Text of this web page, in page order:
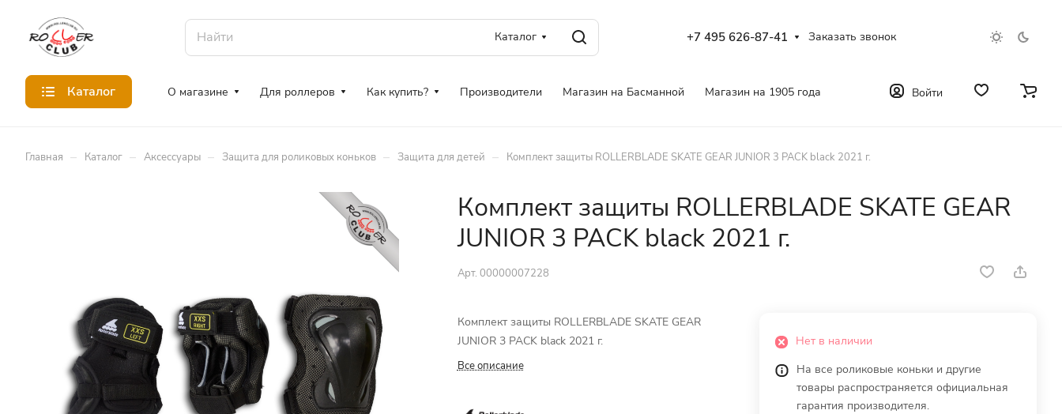
Каталог +7 495 626-87-41 Заказать звонок
Каталог О магазине Для роллеров Как купить? Производители Магазин на Басманной Магазин на 1905 года Войти
Главная – Каталог – Аксессуары – Защита для роликовых коньков – Защита для детей – Комплект защиты ROLLERBLADE SKATE GEAR JUNIOR 3 PACK black 2021 г.
Комплект защиты ROLLERBLADE SKATE GEAR
JUNIOR 3 PACK black 2021 г.
Арт. 00000007228
Комплект защиты ROLLERBLADE SKATE GEAR
JUNIOR 3 PACK black 2021 г.
Все описание
Нет в наличии
На все роликовые коньки и другие
товары распространяется официальная
гарантия производителя.